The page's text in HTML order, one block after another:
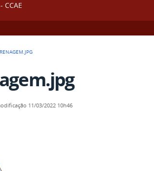
CCAE
11/03/2022 10h46